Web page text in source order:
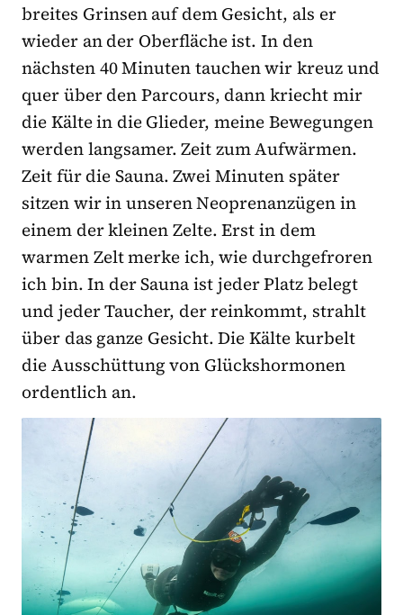
breites Grinsen auf dem Gesicht, als er
wieder an der Oberfläche ist. In den
nächsten 40 Minuten tauchen wir kreuz und
quer über den Parcours, dann kriecht mir
die Kälte in die Glieder, meine Bewegungen
werden langsamer. Zeit zum Aufwärmen.
Zeit für die Sauna. Zwei Minuten später
sitzen wir in unseren Neoprenanzügen in
einem der kleinen Zelte. Erst in dem
warmen Zelt merke ich, wie durchgefroren
ich bin. In der Sauna ist jeder Platz belegt
und jeder Taucher, der reinkommt, strahlt
über das ganze Gesicht. Die Kälte kurbelt
die Ausschüttung von Glückshormonen
ordentlich an.